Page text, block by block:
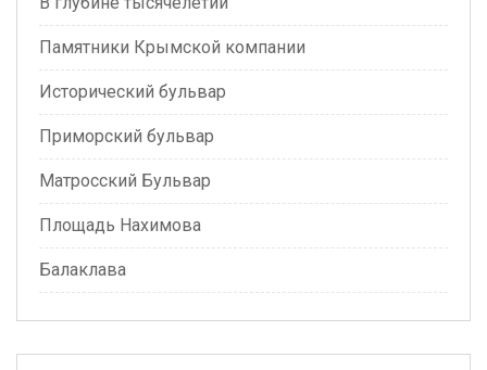
Памятники Крымской компании
Исторический бульвар
Приморский бульвар
Матросский Бульвар
Площадь Нахимова
Балаклава